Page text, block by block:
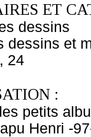
ET
dessins
dessins et
24
:
petits
Henri -